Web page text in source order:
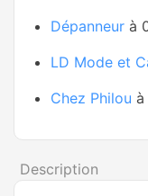
Dépanneur à
LD Mode et
Chez Philou à
Description